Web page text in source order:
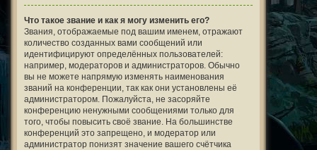
Что такое звание и как я могу изменить его?
Звания, отображаемые под вашим именем, отражают
количество созданных вами сообщений или
идентифицируют определённых пользователей:
например, модераторов и администраторов. Обычно
вы не можете напрямую изменять наименования
званий на конференции, так как они установлены её
администратором. Пожалуйста, не засоряйте
конференцию ненужными сообщениями только для
того, чтобы повысить своё звание. На большинстве
конференций это запрещено, и модератор или
администратор понизят значение вашего счётчика